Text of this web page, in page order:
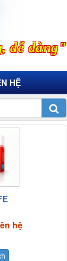
dễ dàng"
HỆ
hệ